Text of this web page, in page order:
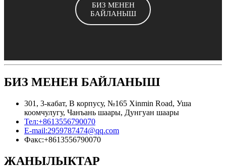
БИЗ МЕНЕН
БАЙЛАНЫШ
БИЗ МЕНЕН БАЙЛАНЫШ
301, 3-кабат, В корпусу, №165 Xinmin Road, Уша
коомчулугу, Чанъань шаары, Дунгуан шаары
Тел:+8613556790070
E-mail:2959787474@qq.com
Факс:+8613556790070
ЖАНЫЛЫКТАР